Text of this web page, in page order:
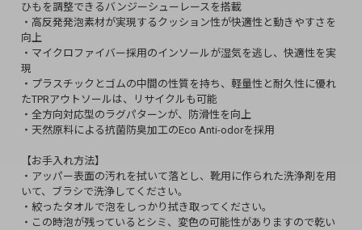
ひもを調整できるバンジーシューレースを搭載
・高反発発泡素材が実現するクッション性が快適性と動きやすさを
向上
・マイクロファイバー採用のインソールが湿気を逃し、快適性を実
現
・プラスチックとゴムの中間の性質を持ち、軽量性と耐久性に優れ
たTPRアウトソールは、リサイクルも可能
・全方向対応型のラグパターンが、防滑性を向上
・天然原料による抗菌防臭加工のEco Anti-odorを採用
【お手入れ方法】
・アッパー表面の汚れを拭いて落とし、靴用に作られた洗浄剤を用
いて、ブラシで洗浄してください。
・絞ったタオルで泡をしっかり拭き取ってください。
・この時泡が残っているとシミ、変色の可能性がありますので乾い